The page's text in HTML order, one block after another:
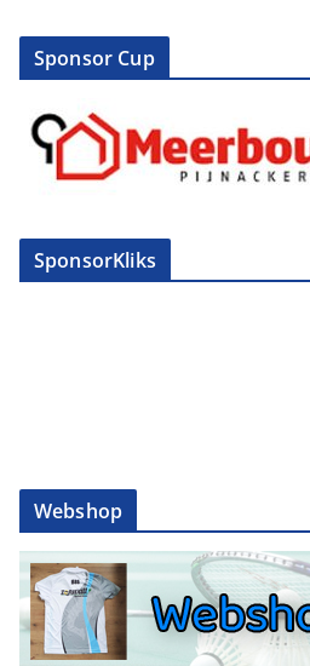
Sponsor Cup
SponsorKliks
Webshop